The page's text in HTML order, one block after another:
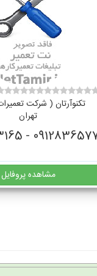
تکنوآرتان ( شرکت
تهران
09128365776 -
مشاهده پروفایل